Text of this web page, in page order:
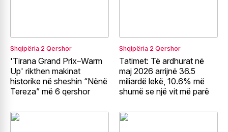
Shqipëria 2 Qershor
'Tirana Grand Prix–Warm
Up' rikthen makinat
historike në sheshin “Nënë
Tereza” më 6 qershor
Shqipëria 2 Qershor
Tatimet: Të ardhurat në
maj 2026 arrijnë 36.5
miliardë lekë, 10.6% më
shumë se një vit më parë